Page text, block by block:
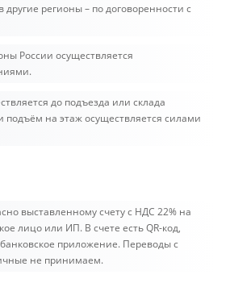
другие регионы – по договоренности с
России осуществляется
до подъезда или склада
подъём на этаж осуществляется силами
выставленному счету c НДС 22% на
лицо или ИП. В счете есть QR-код,
приложение. Переводы с
не принимаем.